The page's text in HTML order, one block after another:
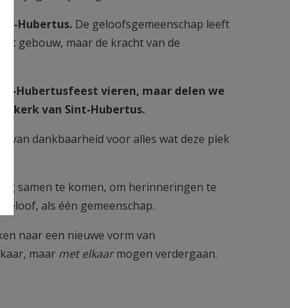
Hubertus. De geloofsgemeenschap leeft
gebouw, maar de kracht van de
Hubertusfeest vieren, maar delen we
kerk van Sint-Hubertus.
van dankbaarheid voor alles wat deze plek
samen te komen, om herinneringen te
als één gemeenschap.
naar een nieuwe vorm van
maar met elkaarmogen verdergaan.